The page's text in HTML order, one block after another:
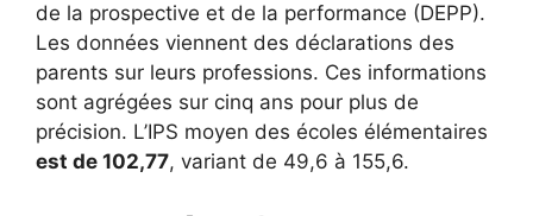
de la prospective et de la performance (DEPP).
Les données viennent des déclarations des
parents sur leurs professions. Ces informations
sont agrégées sur cinq ans pour plus de
précision. L’IPS moyen des écoles élémentaires
est de 102,77, variant de 49,6 à 155,6.